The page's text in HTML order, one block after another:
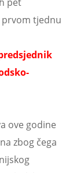
prvom tjednu
ove godine
zbog čega